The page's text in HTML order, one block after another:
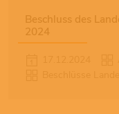
Beschluss des
2024